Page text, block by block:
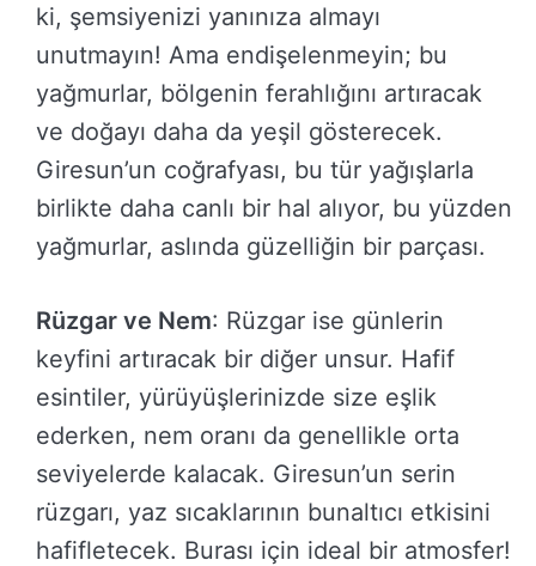
ki, şemsiyenizi yanınıza almayı
unutmayın! Ama endişelenmeyin; bu
yağmurlar, bölgenin ferahlığını artıracak
ve doğayı daha da yeşil gösterecek.
Giresun’un coğrafyası, bu tür yağışlarla
birlikte daha canlı bir hal alıyor, bu yüzden
yağmurlar, aslında güzelliğin bir parçası.
Rüzgar ve Nem: Rüzgar ise günlerin
keyfini artıracak bir diğer unsur. Hafif
esintiler, yürüyüşlerinizde size eşlik
ederken, nem oranı da genellikle orta
seviyelerde kalacak. Giresun’un serin
rüzgarı, yaz sıcaklarının bunaltıcı etkisini
hafifletecek. Burası için ideal bir atmosfer!